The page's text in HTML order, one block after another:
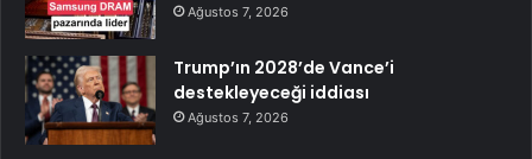
Ağustos 7, 2026
Trump’ın 2028’de Vance’i
destekleyeceği iddiası
Ağustos 7, 2026